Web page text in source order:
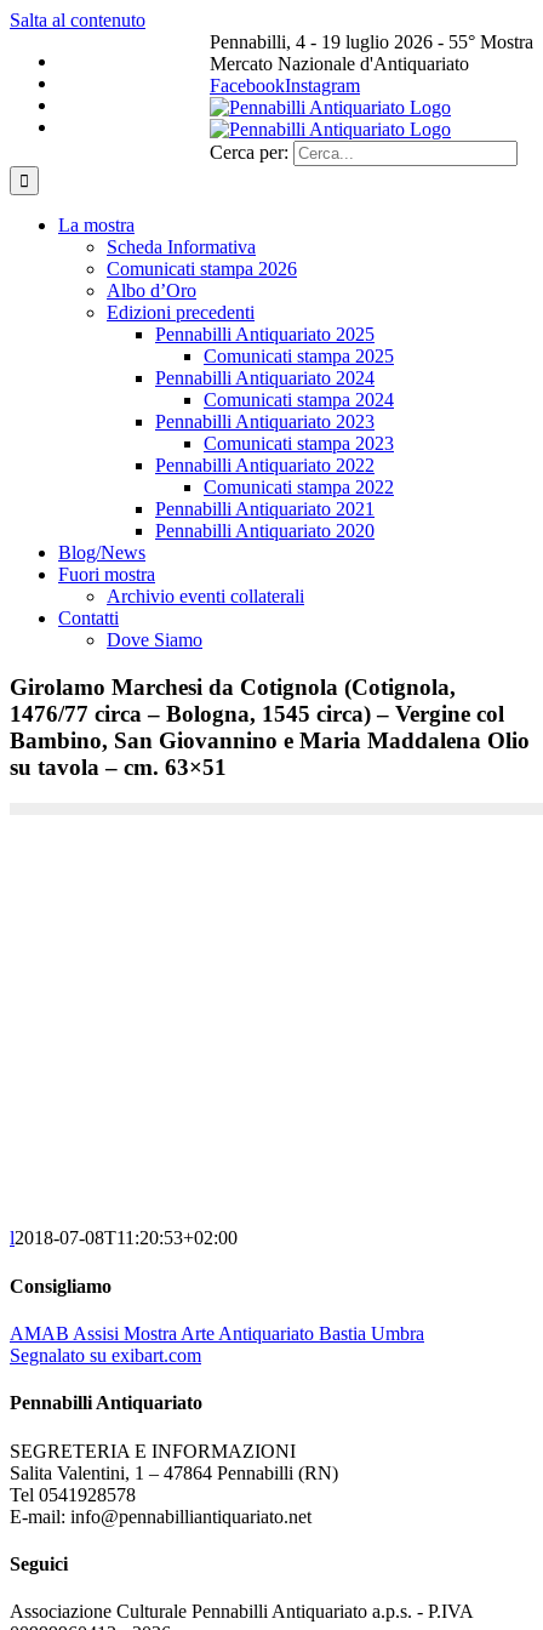
Salta al contenuto
Pennabilli, 4 - 19 luglio 2026 - 55° Mostra
Mercato Nazionale d'Antiquariato
FacebookInstagram
Cerca per:
La mostra
Scheda Informativa
Comunicati stampa 2026
Albo d’Oro
Edizioni precedenti
Pennabilli Antiquariato 2025
Comunicati stampa 2025
Pennabilli Antiquariato 2024
Comunicati stampa 2024
Pennabilli Antiquariato 2023
Comunicati stampa 2023
Pennabilli Antiquariato 2022
Comunicati stampa 2022
Pennabilli Antiquariato 2021
Pennabilli Antiquariato 2020
Blog/News
Fuori mostra
Archivio eventi collaterali
Contatti
Dove Siamo
Girolamo Marchesi da Cotignola (Cotignola,
1476/77 circa – Bologna, 1545 circa) – Vergine col
Bambino, San Giovannino e Maria Maddalena Olio
su tavola – cm. 63×51
l2018-07-08T11:20:53+02:00
Consigliamo
AMAB Assisi Mostra Arte Antiquariato Bastia Umbra
Segnalato su exibart.com
Pennabilli Antiquariato
SEGRETERIA E INFORMAZIONI
Salita Valentini, 1 – 47864 Pennabilli (RN)
Tel 0541928578
E-mail: info@pennabilliantiquariato.net
Seguici
Associazione Culturale Pennabilli Antiquariato a.p.s. - P.IVA